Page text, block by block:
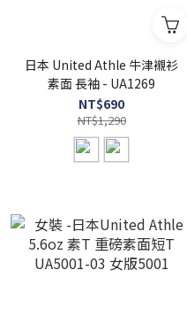
日本 United Athle 牛津襯衫
素面 長袖 - UA1269
NT$690
NT$1,290